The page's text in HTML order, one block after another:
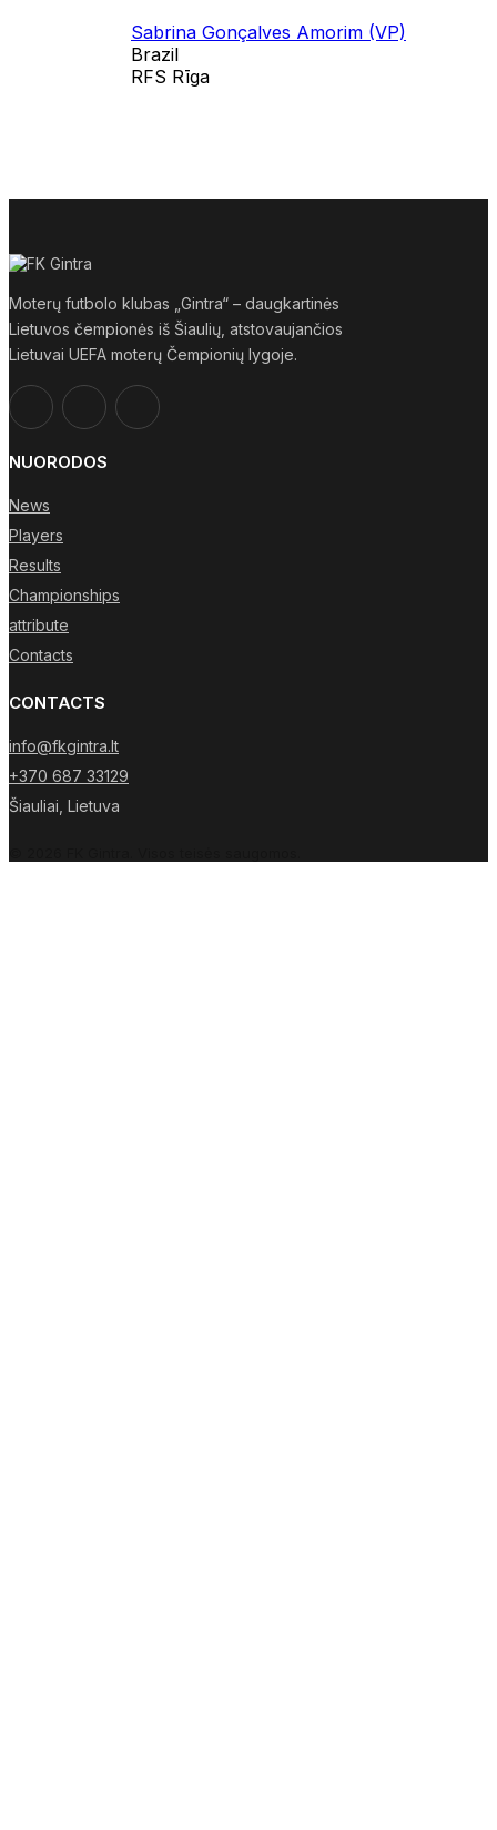
Sabrina Gonçalves Amorim (VP)
Brazil
RFS Rīga
Moterų futbolo klubas „Gintra“ – daugkartinės
Lietuvos čempionės iš Šiaulių, atstovaujančios
Lietuvai UEFA moterų Čempionių lygoje.
NUORODOS
News
Players
Results
Championships
attribute
Contacts
CONTACTS
info@fkgintra.lt
+370 687 33129
Šiauliai, Lietuva